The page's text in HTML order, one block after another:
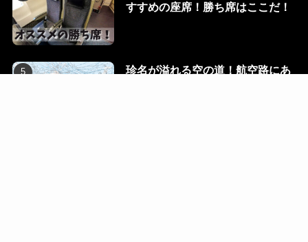
すすめの座席！勝ち席はここだ！
珍名が溢れる空の道！航空路にあ